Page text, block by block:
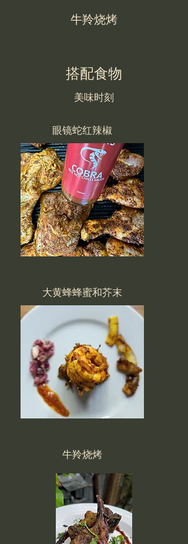
牛羚烧烤
搭配食物
美味时刻
眼镜蛇红辣椒
大黄蜂蜂蜜和芥末
牛羚烧烤